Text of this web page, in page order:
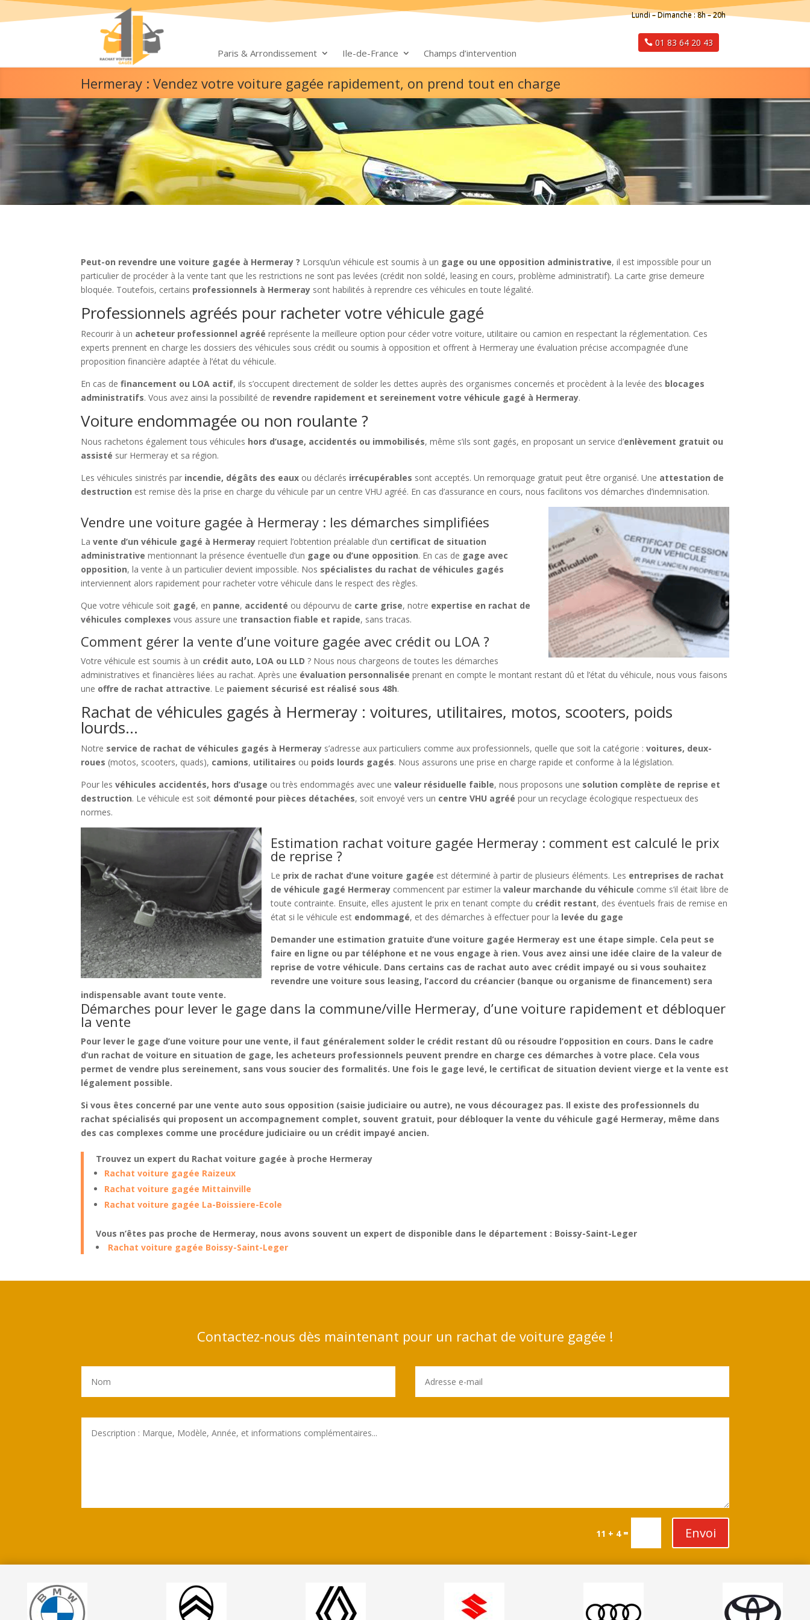
Paris & Arrondissement Ile-de-France Champs d’intervention
Lundi – Dimanche : 8h – 20h
01 83 64 20 43
Hermeray : Vendez votre voiture gagée rapidement, on prend tout en charge
Peut-on revendre une voiture gagée à Hermeray ? Lorsqu’un véhicule est soumis à un gage ou une opposition administrative, il est impossible pour un
particulier de procéder à la vente tant que les restrictions ne sont pas levées (crédit non soldé, leasing en cours, problème administratif). La carte grise demeure
bloquée. Toutefois, certains professionnels à Hermeray sont habilités à reprendre ces véhicules en toute légalité.
Professionnels agréés pour racheter votre véhicule gagé
Recourir à un acheteur professionnel agréé représente la meilleure option pour céder votre voiture, utilitaire ou camion en respectant la réglementation. Ces
experts prennent en charge les dossiers des véhicules sous crédit ou soumis à opposition et offrent à Hermeray une évaluation précise accompagnée d’une
proposition financière adaptée à l’état du véhicule.
En cas definancement ou LOA actif, ils s’occupent directement de solder les dettes auprès des organismes concernés et procèdent à la levée des blocages
administratifs. Vous avez ainsi la possibilité de revendre rapidement et sereinement votre véhicule gagé à Hermeray.
Voiture endommagée ou non roulante ?
Nous rachetons également tous véhicules hors d’usage, accidentés ou immobilisés, même s’ils sont gagés, en proposant un service d’enlèvement gratuit ou
assisté sur Hermeray et sa région.
Les véhicules sinistrés par incendie, dégâts des eaux ou déclarés irrécupérables sont acceptés. Un remorquage gratuit peut être organisé. Une attestation de
destruction est remise dès la prise en charge du véhicule par un centre VHU agréé. En cas d’assurance en cours, nous facilitons vos démarches d’indemnisation.
Vendre une voiture gagée à Hermeray : les démarches simplifiées
Lavente d’un véhicule gagé à Hermeray requiert l’obtention préalable d’un certificat de situation
administrative mentionnant la présence éventuelle d’un gage ou d’une opposition. En cas de gage avec
opposition, la vente à un particulier devient impossible. Nos spécialistes du rachat de véhicules gagés
interviennent alors rapidement pour racheter votre véhicule dans le respect des règles.
Que votre véhicule soit gagé, en panne, accidenté ou dépourvu de carte grise, notre expertise en rachat de
véhicules complexes vous assure une transaction fiable et rapide, sans tracas.
Comment gérer la vente d’une voiture gagée avec crédit ou LOA ?
Votre véhicule est soumis à un crédit auto, LOA ou LLD ? Nous nous chargeons de toutes les démarches
administratives et financières liées au rachat. Après une évaluation personnalisée prenant en compte le montant restant dû et l’état du véhicule, nous vous faisons
une offre de rachat attractive. Le paiement sécurisé est réalisé sous 48h.
Rachat de véhicules gagés à Hermeray : voitures, utilitaires, motos, scooters, poids
lourds…
Notre service de rachat de véhicules gagés à Hermeray s’adresse aux particuliers comme aux professionnels, quelle que soit la catégorie :voitures, deux-
roues (motos, scooters, quads), camions, utilitaires ou poids lourds gagés. Nous assurons une prise en charge rapide et conforme à la législation.
Pour lesvéhicules accidentés, hors d’usage ou très endommagés avec unevaleur résiduelle faible, nous proposons une solution complète de reprise et
destruction. Le véhicule est soit démonté pour pièces détachées, soit envoyé vers un centre VHU agréé pour un recyclage écologique respectueux des
normes.
Estimation rachat voiture gagée Hermeray : comment est calculé le prix
de reprise ?
Le prix de rachat d’une voiture gagée est déterminé à partir de plusieurs éléments. Les entreprises de rachat
de véhicule gagé Hermeray commencent par estimer lavaleur marchande du véhicule comme s’il était libre de
toute contrainte. Ensuite, elles ajustent le prix en tenant compte du crédit restant, des éventuels frais de remise en
état si le véhicule est endommagé, et des démarches à effectuer pour la levée du gage
Demander une estimation gratuite d’une voiture gagée Hermeray est une étape simple. Cela peut se
faire en ligne ou par téléphone et ne vous engage à rien. Vous avez ainsi une idée claire de lavaleur de
reprise de votre véhicule. Dans certains cas de rachat auto avec crédit impayé ou si vous souhaitez
revendre une voiture sous leasing, l’accord du créancier (banque ou organisme de financement) sera
indispensable avant toute vente.
Démarches pour lever le gage dans la commune/ville Hermeray, d’une voiture rapidement et débloquer
la vente
Pour lever le gage d’une voiture pour une vente, il faut généralement solder le crédit restant dû ou résoudre l’opposition en cours. Dans le cadre
d’un rachat de voiture en situation de gage, les acheteurs professionnels peuvent prendre en charge ces démarches à votre place. Cela vous
permet de vendre plus sereinement, sans vous soucier des formalités. Une fois le gage levé, le certificat de situation devient vierge et la vente est
légalement possible.
Si vous êtes concerné par unevente auto sous opposition (saisie judiciaire ou autre), ne vous découragez pas. Il existe des professionnels du
rachat spécialisés qui proposent un accompagnement complet, souvent gratuit, pour débloquer la vente du véhicule gagé Hermeray, même dans
des cas complexes comme une procédure judiciaire ou un crédit impayé ancien.
Trouvez un expert du Rachat voiture gagée à proche Hermeray
Rachat voiture gagée Raizeux
Rachat voiture gagée Mittainville
Rachat voiture gagée La-Boissiere-Ecole
Vous n’êtes pas proche de Hermeray, nous avons souvent un expert de disponible dans le département : Boissy-Saint-Leger
Rachat voiture gagée Boissy-Saint-Leger
Contactez-nous dès maintenant pour un rachat de voiture gagée !
11 + 4= Envoi